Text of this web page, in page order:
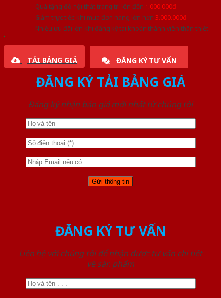
Quà tặng đồ nội thất trang trí lên đến 1.000.000đ
Giảm trực tiếp khi mua đơn hàng lớn hơn 3.000.000đ
Nhiều ưu đãi lớn khi đăng ký tài khoản thành viên thân thiết
TẢI BẢNG GIÁ ĐĂNG KÝ TƯ VẤN
ĐĂNG KÝ TẢI BẢNG GIÁ
Đăng ký nhận báo giá mới nhất từ chúng tôi
ĐĂNG KÝ TƯ VẤN
Liên hệ với chúng tôi để nhận được tư vấn chi tiết
về sản phẩm